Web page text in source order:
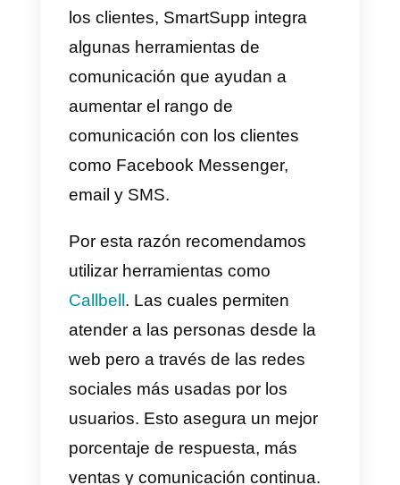
de métricas donde puedes llevar
el control de tu negocio.
Asimismo, también tienes la
posibilidad de activar un routing
automático que asigne las
conversaciones, chat interno
entre agentes, derivación de
conversaciones y todo esto en
solo lugar.
Centraliza todas las
conversaciones de las diferentes
redes sociales en una sola
bandeja de entrada. Donde los